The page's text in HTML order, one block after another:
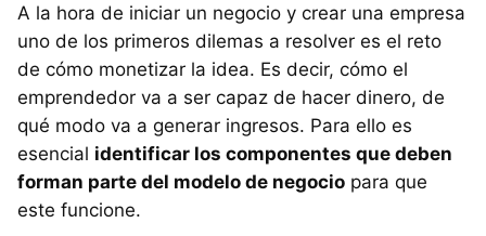
A la hora de iniciar un negocio y crear una empresa
uno de los primeros dilemas a resolver es el reto
de cómo monetizar la idea. Es decir, cómo el
emprendedor va a ser capaz de hacer dinero, de
qué modo va a generar ingresos. Para ello es
esencial identificar los componentes que deben
forman parte del modelo de negocio para que
este funcione.